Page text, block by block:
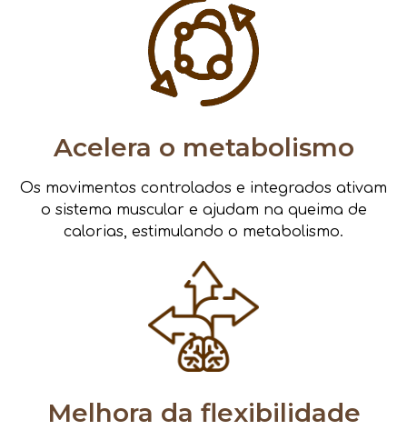
Acelera o metabolismo
Os movimentos controlados e integrados ativam
o sistema muscular e ajudam na queima de
calorias, estimulando o metabolismo.
Melhora da flexibilidade